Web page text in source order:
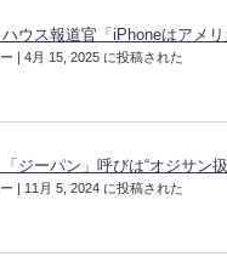
ウス報道官「iPhoneはアメリ
| 4月 15, 2025 に投稿された
「ジーパン」呼びは“オジサン
| 11月 5, 2024 に投稿された